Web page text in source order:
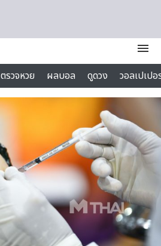
menu
ตรวจหวย ผลบอล ดูดวง
วอลเปเป